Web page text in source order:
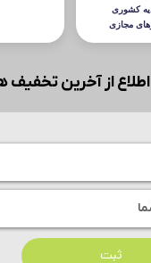
اطلاع از آخرین تخفیف
ثبت